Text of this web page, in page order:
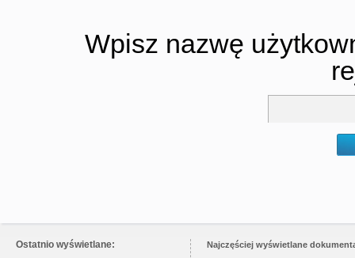
Wpisz nazwę
Ostatnio wyświetlane:
Najczęściej wyświetlane